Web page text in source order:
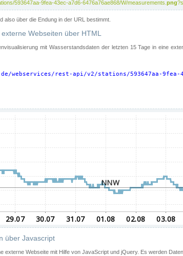
593647aa-9fea-43ec-a7d6-6476a76ae868/W/measurements. png
also über die Endung in der URL bestimmt.
Webseiten über HTML
mit Wasserstandsdaten der letzten 15 Tage in eine
rest-api/v2/stations/593647aa-9fea-
über Javascript
externe Webseite mit Hilfe von JavaScript und jQuery. Es werden